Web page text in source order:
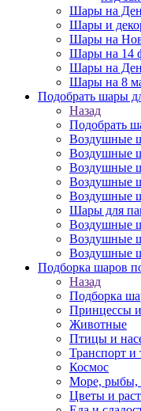
Шары на
Шары и
Шары на
Шары на 14
Шары на
Шары на 8
Подобрать шары
Назад
Подобрать
Воздушные
Воздушные
Воздушные
Воздушные
Воздушные
Шары для
Воздушные
Воздушные
Воздушные
Подборка шаров
Назад
Подборка
Принцессы
Животные
Птицы и
Транспорт и
Космос
Море, рыбы,
Цветы и